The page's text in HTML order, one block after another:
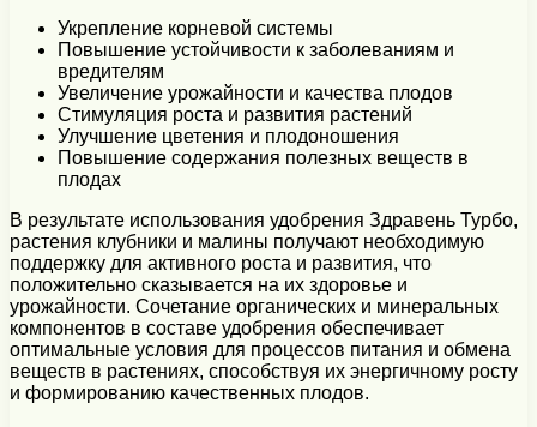
Укрепление корневой системы
Повышение устойчивости к заболеваниям и
вредителям
Увеличение урожайности и качества плодов
Стимуляция роста и развития растений
Улучшение цветения и плодоношения
Повышение содержания полезных веществ в
плодах
В результате использования удобрения Здравень Турбо,
растения клубники и малины получают необходимую
поддержку для активного роста и развития, что
положительно сказывается на их здоровье и
урожайности. Сочетание органических и минеральных
компонентов в составе удобрения обеспечивает
оптимальные условия для процессов питания и обмена
веществ в растениях, способствуя их энергичному росту
и формированию качественных плодов.